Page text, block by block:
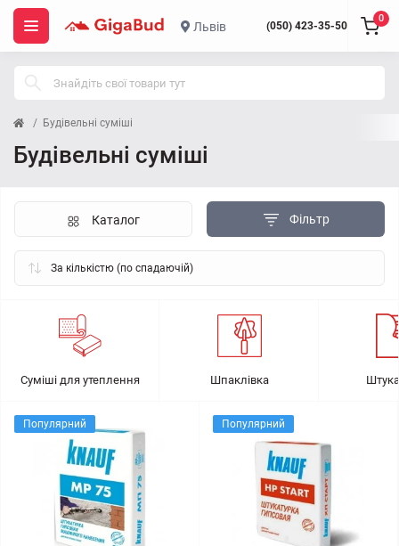
Львів (050) 423-35-50
0
Будівельні суміші
Будівельні суміші
Фільтр
Каталог
Суміші для утеплення Шпаклівка
Популярний Популярний